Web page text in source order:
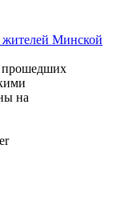
жителей Минской
прошедших
на